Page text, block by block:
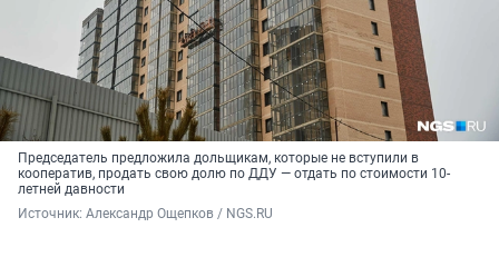
Председатель предложила дольщикам, которые не вступили в
кооператив, продать свою долю по ДДУ — отдать по стоимости 10-
летней давности
Источник: Александр Ощепков / NGS.RU